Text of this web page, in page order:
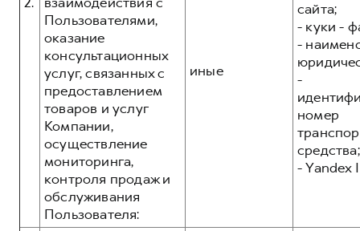
Пользователями,
оказание
консультационных
услуг, связанных с
предоставлением
товаров и услуг
Компании,
осуществление
мониторинга,
контроля продаж и
обслуживания
Пользователя:
иные
сайта;
- куки -
-
-
номер
средства;
- Yandex